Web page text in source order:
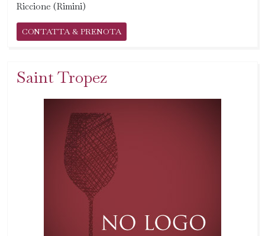
Riccione (Rimini)
CONTATTA & PRENOTA
Saint Tropez